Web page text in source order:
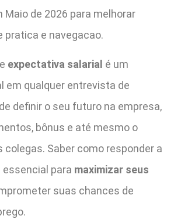
Maio de 2026 para melhorar
pratica e navegacao.
expectativa salarial é um
em qualquer entrevista de
definir o seu futuro na empresa,
bônus e até mesmo o
colegas. Saber como responder a
para maximizar seus
suas chances de